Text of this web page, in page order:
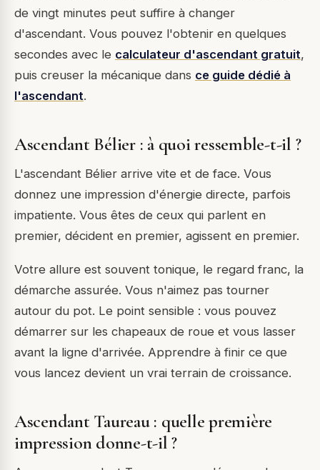
de vingt minutes peut suffire à changer
d'ascendant. Vous pouvez l'obtenir en quelques
secondes avec le calculateur d'ascendant gratuit,
puis creuser la mécanique dans ce guide dédié à
l'ascendant.
Ascendant Bélier : à quoi ressemble-t-il ?
L'ascendant Bélier arrive vite et de face. Vous
donnez une impression d'énergie directe, parfois
impatiente. Vous êtes de ceux qui parlent en
premier, décident en premier, agissent en premier.
Votre allure est souvent tonique, le regard franc, la
démarche assurée. Vous n'aimez pas tourner
autour du pot. Le point sensible : vous pouvez
démarrer sur les chapeaux de roue et vous lasser
avant la ligne d'arrivée. Apprendre à finir ce que
vous lancez devient un vrai terrain de croissance.
Ascendant Taureau : quelle première
impression donne-t-il ?